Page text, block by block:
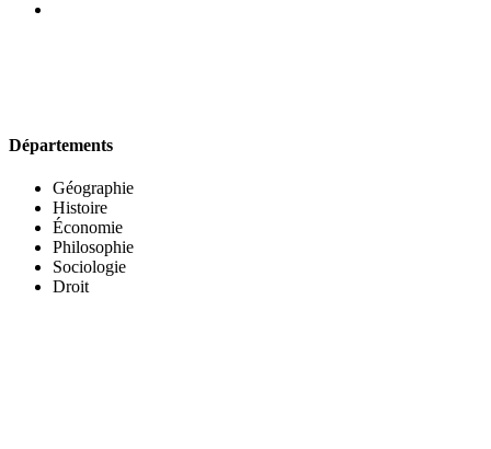
Départements
Géographie
Histoire
Économie
Philosophie
Sociologie
Droit